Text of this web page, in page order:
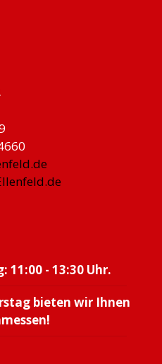
11:00 - 13:30 Uhr.
bieten wir Ihnen